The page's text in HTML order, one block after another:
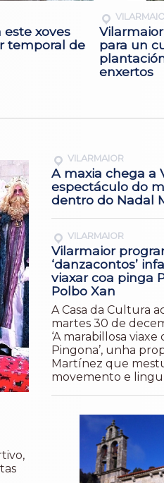
xoves
temporal de
para un
enxertos
VILARMAIOR
A maxia chega a
espectáculo do
dentro do Nadal
VILARMAIOR
Vilarmaior
‘danzacontos’
viaxar coa pinga
Polbo Xan
A Casa da Cultura
martes 30 de
‘A marabillosa viaxe
Pingona’, unha
Martínez que
movemento e